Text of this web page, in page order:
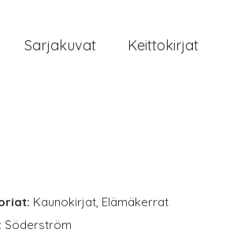
Sarjakuvat Keittokirjat
Kaunokirjat, Elämäkerrat
Söderström